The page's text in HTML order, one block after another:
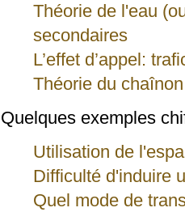
Théorie de l'eau
secondaires
L’effet d’appel:
Théorie du
Quelques exemples
Utilisation de
Difficulté d'induire
Quel mode de